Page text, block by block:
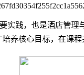
践，也是酒店管
养核心目标，在课